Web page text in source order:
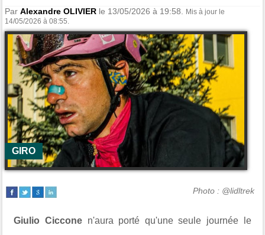
ParAlexandre OLIVIER le 13/05/2026 à 19:58.
Mis à jour le
14/05/2026 à 08:55.
GIRO
Photo : @lidltrek
Giulio Ciccone n'aura porté qu'une seule journée le